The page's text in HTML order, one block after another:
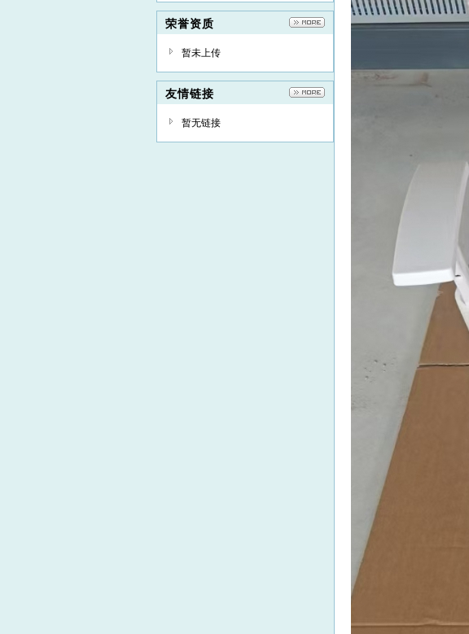
荣誉资质
暂未上传
友情链接
暂无链接